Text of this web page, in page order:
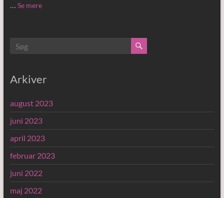
… Se mere
Arkiver
august 2023
juni 2023
april 2023
februar 2023
juni 2022
maj 2022